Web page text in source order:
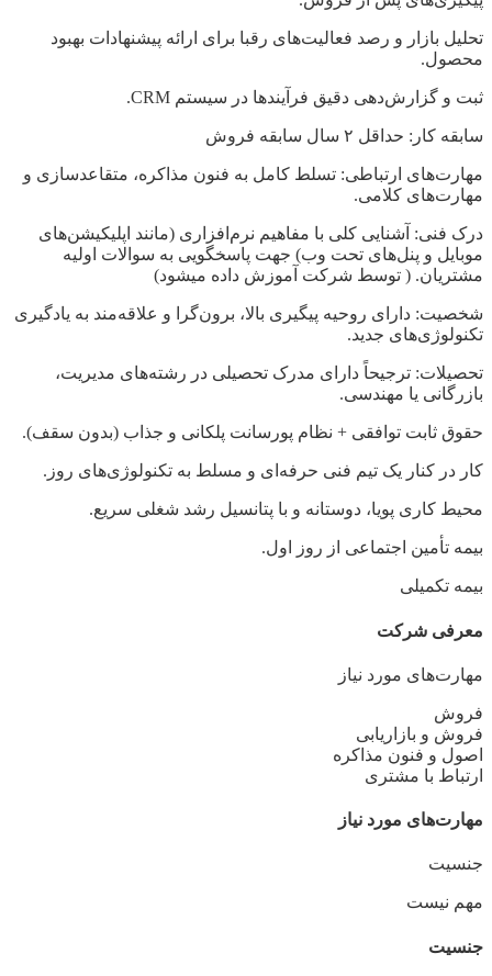
تحلیل بازار و رصد فعالیت‌های رقبا برای ارائه پیشنهادات بهبود
محصول.
ثبت و گزارش‌دهی دقیق فرآیندها در سیستم CRM.
سابقه کار: حداقل ۲ سال سابقه فروش
مهارت‌های ارتباطی: تسلط کامل به فنون مذاکره، متقاعدسازی و
مهارت‌های کلامی.
درک فنی: آشنایی کلی با مفاهیم نرم‌افزاری (مانند اپلیکیشن‌های
موبایل و پنل‌های تحت وب) جهت پاسخگویی به سوالات اولیه
مشتریان. ( توسط شرکت آموزش داده میشود)
شخصیت: دارای روحیه پیگیری بالا، برون‌گرا و علاقه‌مند به یادگیری
تکنولوژی‌های جدید.
تحصیلات: ترجیحاً دارای مدرک تحصیلی در رشته‌های مدیریت،
بازرگانی یا مهندسی.
حقوق ثابت توافقی + نظام پورسانت پلکانی و جذاب (بدون سقف).
کار در کنار یک تیم فنی حرفه‌ای و مسلط به تکنولوژی‌های روز.
محیط کاری پویا، دوستانه و با پتانسیل رشد شغلی سریع.
بیمه تأمین اجتماعی از روز اول.
بیمه تکمیلی
معرفی شرکت
مهارت‌های مورد نیاز
فروش
فروش و بازاریابی
اصول و فنون مذاکره
ارتباط با مشتری
مهارت‌های مورد نیاز
جنسیت
مهم نیست
جنسیت